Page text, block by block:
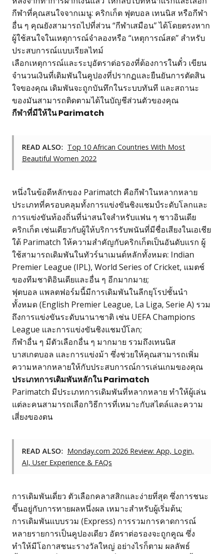
กีฬาที่คุณสนใจจากเมนู: คริกเก็ต ฟุตบอล เทนนิส หรือกีฬา
อื่น ๆ คุณยังสามารถไปที่ส่วน “กีฬาเสมือน” ได้โดยตรงหาก
ผู้ใช้สนใจในเหตุการณ์จำลองหรือ “เหตุการณ์สด” สำหรับ
ประสบการณ์แบบเรียลไทม์
เลือกเหตุการณ์และระบุอัตราต่อรองที่ต้องการในตั๋ว เขียน
จำนวนเงินที่เดิมพันในคูปองที่ปรากฏและยืนยันการตัดสิน
ใจของคุณ เดิมพันจะถูกบันทึกในระบบทันที และสถานะ
ของมันสามารถติดตามได้ในบัญชีส่วนตัวของคุณ
กีฬาที่มีให้ใน Parimatch
READ ALSO: Top 10 African Countries With Most
Beautiful Women 2022
หนึ่งในข้อดีหลักของ Parimatch คือกีฬาในหลากหลาย
ประเภทที่ครอบคลุมทั้งการแข่งขันชิงแชมป์ระดับโลกและ
การแข่งขันท้องถิ่นที่น่าสนใจสำหรับแฟน ๆ ชาวอินเดีย
คริกเก็ต เช่นเดียวกับผู้ให้บริการรับพนันที่มีชื่อเสียงในเอเชีย
ใต้ Parimatch ให้ความสำคัญกับคริกเก็ตเป็นอันดับแรก ผู้
ใช้สามารถเดิมพันในทัวร์นาเมนต์หลักทั้งหมด: Indian
Premier League (IPL), World Series of Cricket, แมตช์
ของทีมชาติอินเดียและอื่น ๆ อีกมากมาย;
ฟุตบอล แพลตฟอร์มนี้มีการเดิมพันในลีกยุโรปชั้นนำ
ทั้งหมด (English Premier League, La Liga, Serie A) รวม
ถึงการแข่งขันระดับนานาชาติ เช่น UEFA Champions
League และการแข่งขันชิงแชมป์โลก;
กีฬาอื่น ๆ มีตัวเลือกอื่น ๆ มากมาย รวมถึงเทนนิส
บาสเกตบอล และการแข่งม้า ซึ่งช่วยให้คุณสามารถเพิ่ม
ความหลากหลายให้กับประสบการณ์การเล่นเกมของคุณ
ประเภทการเดิมพันหลักใน Parimatch
Parimatch มีประเภทการเดิมพันที่หลากหลาย ทำให้ผู้เล่น
แต่ละคนสามารถเลือกวิธีการที่เหมาะกับสไตล์และความ
เสี่ยงของตน
READ ALSO: Monday.com 2026 Review: App, Login,
AI, User Experience & FAQs
การเดิมพันเดี่ยว ตัวเลือกคลาสสิกและง่ายที่สุด ซึ่งการชนะ
ขึ้นอยู่กับการทายผลหนึ่งผล เหมาะสำหรับผู้เริ่มต้น;
การเดิมพันแบบรวม (Express) การรวมการคาดการณ์
หลายรายการเป็นคูปองเดียว อัตราต่อรองจะถูกคูณ ซึ่ง
ทำให้มีโอกาสชนะรางวัลใหญ่ อย่างไรก็ตาม ผลลัพธ์